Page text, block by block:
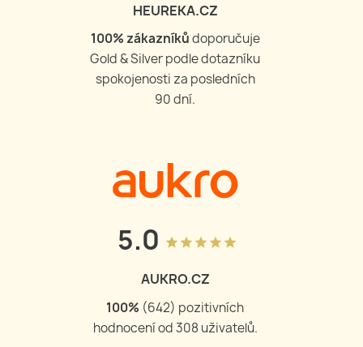
HEUREKA.CZ
100% zákazníkůdoporučuje
Gold & Silver podle dotazníku
spokojenosti za posledních
90 dní.
5.0 grade grade grade grade grade
AUKRO.CZ
100% (644) pozitivních
hodnocení od309 uživatelů.